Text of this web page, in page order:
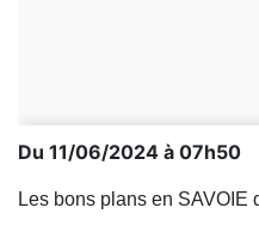
Du 11/06/2024 à 07h50
Les bons plans en SAVOIE